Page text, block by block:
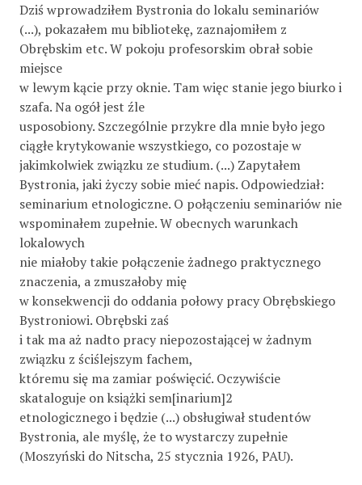
Dziś wprowadziłem Bystronia do lokalu seminariów
(...), pokazałem mu bibliotekę, zaznajomiłem z
Obrębskim etc. W pokoju profesorskim obrał sobie
miejsce
w lewym kącie przy oknie. Tam więc stanie jego biurko i
szafa. Na ogół jest źle
usposobiony. Szczególnie przykre dla mnie było jego
ciągłe krytykowanie wszystkiego, co pozostaje w
jakimkolwiek związku ze studium. (...) Zapytałem
Bystronia, jaki życzy sobie mieć napis. Odpowiedział:
seminarium etnologiczne. O połączeniu seminariów nie
wspominałem zupełnie. W obecnych warunkach
lokalowych
nie miałoby takie połączenie żadnego praktycznego
znaczenia, a zmuszałoby mię
w konsekwencji do oddania połowy pracy Obrębskiego
Bystroniowi. Obrębski zaś
i tak ma aż nadto pracy niepozostającej w żadnym
związku z ściślejszym fachem,
któremu się ma zamiar poświęcić. Oczywiście
skataloguje on książki sem[inarium]2
etnologicznego i będzie (...) obsługiwał studentów
Bystronia, ale myślę, że to wystarczy zupełnie
(Moszyński do Nitscha, 25 stycznia 1926, PAU).